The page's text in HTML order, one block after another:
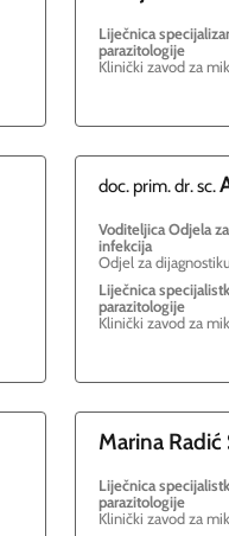
Liječnica
parazitologije
Klinički zavod za
doc. prim. dr. sc.
Voditeljica Odjela
infekcija
Odjel za
Liječnica
parazitologije
Klinički zavod za
Marina Radić
Liječnica
parazitologije
Klinički zavod za